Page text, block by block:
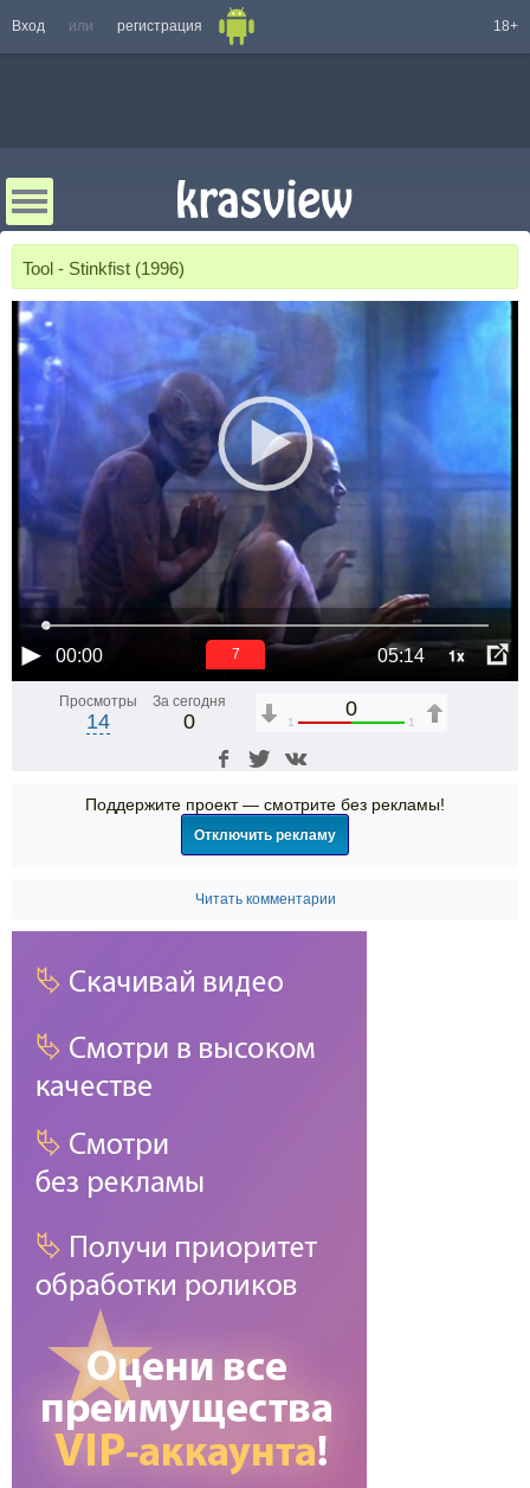
Вход или регистрация 18+
Tool - Stinkfist (1996)
00:00 05:14 1x
6
Просмотры
14
За сегодня
0
0
1 1
Поддержите проект — смотрите без рекламы!
Отключить рекламу
Читать комментарии